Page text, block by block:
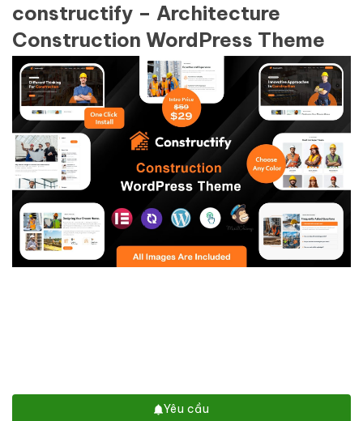
constructify – Architecture
Construction WordPress Theme
Yêu cầu